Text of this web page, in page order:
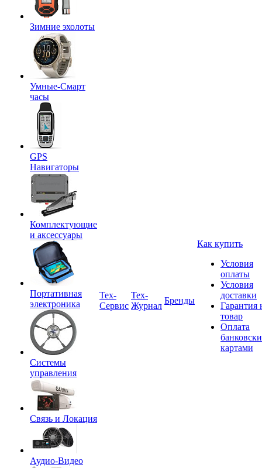
Зимние эхолоты
Умные-Смарт
часы
GPS
Навигаторы
Комплектующие
и аксессуары
Портативная
электроника
Системы
управления
Связь и Локация
Аудио-Видео
Tex-
Сервис
Тех-
Журнал
Бренды
Как купить
Условия
оплаты
Условия
доставки
Гарантия
товар
Оплата
картами